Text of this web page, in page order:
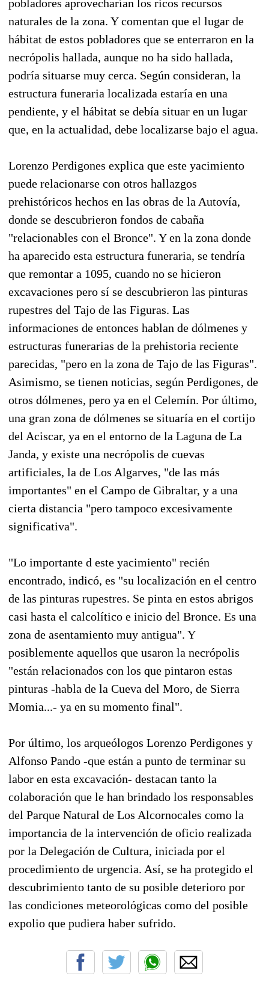
pobladores aprovecharían los ricos recursos
naturales de la zona. Y comentan que el lugar de
hábitat de estos pobladores que se enterraron en la
necrópolis hallada, aunque no ha sido hallada,
podría situarse muy cerca. Según consideran, la
estructura funeraria localizada estaría en una
pendiente, y el hábitat se debía situar en un lugar
que, en la actualidad, debe localizarse bajo el agua.
Lorenzo Perdigones explica que este yacimiento
puede relacionarse con otros hallazgos
prehistóricos hechos en las obras de la Autovía,
donde se descubrieron fondos de cabaña
"relacionables con el Bronce". Y en la zona donde
ha aparecido esta estructura funeraria, se tendría
que remontar a 1095, cuando no se hicieron
excavaciones pero sí se descubrieron las pinturas
rupestres del Tajo de las Figuras. Las
informaciones de entonces hablan de dólmenes y
estructuras funerarias de la prehistoria reciente
parecidas, "pero en la zona de Tajo de las Figuras".
Asimismo, se tienen noticias, según Perdigones, de
otros dólmenes, pero ya en el Celemín. Por último,
una gran zona de dólmenes se situaría en el cortijo
del Aciscar, ya en el entorno de la Laguna de La
Janda, y existe una necrópolis de cuevas
artificiales, la de Los Algarves, "de las más
importantes" en el Campo de Gibraltar, y a una
cierta distancia "pero tampoco excesivamente
significativa".
"Lo importante d este yacimiento" recién
encontrado, indicó, es "su localización en el centro
de las pinturas rupestres. Se pinta en estos abrigos
casi hasta el calcolítico e inicio del Bronce. Es una
zona de asentamiento muy antigua". Y
posiblemente aquellos que usaron la necrópolis
"están relacionados con los que pintaron estas
pinturas -habla de la Cueva del Moro, de Sierra
Momia...- ya en su momento final".
Por último, los arqueólogos Lorenzo Perdigones y
Alfonso Pando -que están a punto de terminar su
labor en esta excavación- destacan tanto la
colaboración que le han brindado los responsables
del Parque Natural de Los Alcornocales como la
importancia de la intervención de oficio realizada
por la Delegación de Cultura, iniciada por el
procedimiento de urgencia. Así, se ha protegido el
descubrimiento tanto de su posible deterioro por
las condiciones meteorológicas como del posible
expolio que pudiera haber sufrido.